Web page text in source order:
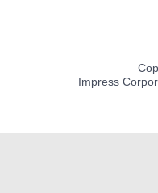
Impress